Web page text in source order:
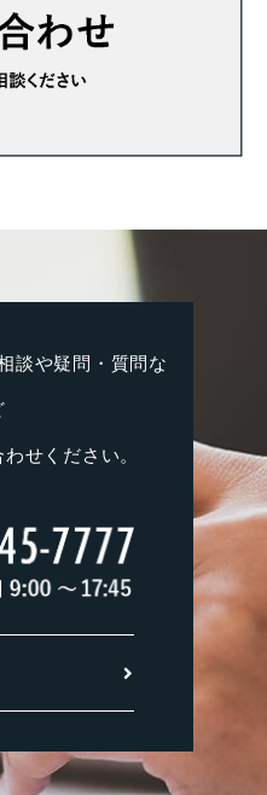
談や疑問・質問な
せください。